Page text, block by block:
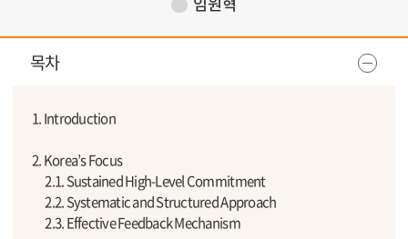
목차
1. Introduction
2. Korea’s Focus
2.1. Sustained High-Level Commitment
2.2. Systematic and Structured Approach
2.3. Effective Feedback Mechanism